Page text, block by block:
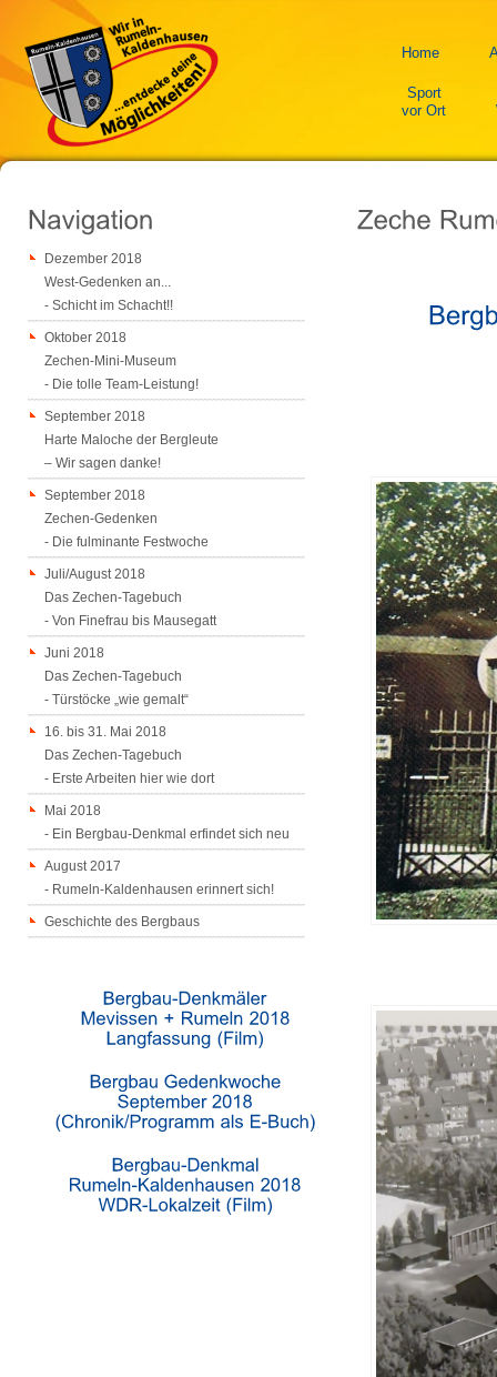
Home
Sport
vor Ort
Dezember 2018
West-Gedenken an...
- Schicht im Schacht!!
Oktober 2018
Zechen-Mini-Museum
- Die tolle Team-Leistung!
September 2018
Harte Maloche der Bergleute
– Wir sagen danke!
September 2018
Zechen-Gedenken
- Die fulminante Festwoche
Juli/August 2018
Das Zechen-Tagebuch
- Von Finefrau bis Mausegatt
Juni 2018
Das Zechen-Tagebuch
- Türstöcke „wie gemalt“
16. bis 31. Mai 2018
Das Zechen-Tagebuch
- Erste Arbeiten hier wie dort
Mai 2018
- Ein Bergbau-Denkmal erfindet sich neu
August 2017
- Rumeln-Kaldenhausen erinnert sich!
Geschichte des Bergbaus